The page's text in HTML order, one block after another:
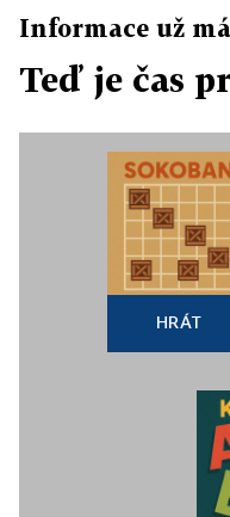
Informace už
Teď je čas
HRÁT